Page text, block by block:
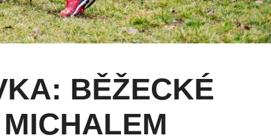
BĚŽECKÉ